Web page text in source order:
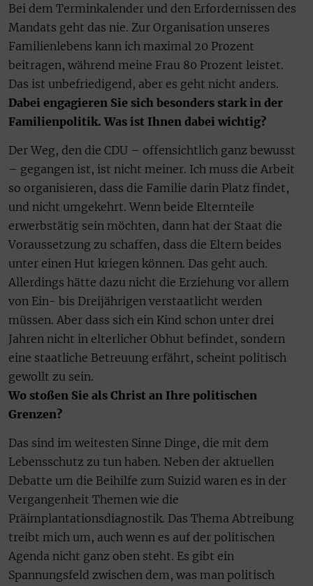
Bei dem Terminkalender und den Erfordernissen des
Mandats geht das nie. Zur Organisation unseres
Familienlebens kann ich maximal 20 Prozent
beitragen, während meine Frau 80 Prozent leistet.
Das ist unbefriedigend, aber es geht nicht anders.
Dabei engagieren Sie sich besonders stark in der
Familienpolitik. Was ist Ihnen dabei wichtig?
Der Weg, den die CDU – offensichtlich ganz bewusst
– gegangen ist, ist nicht meiner. Ich muss die Arbeit
so organisieren, dass die Familie darin Platz findet,
und nicht umgekehrt. Wenn beide Elternteile
erwerbstätig sein möchten, dann hat der Staat die
Voraussetzung zu schaffen, dass die Eltern beides
unter einen Hut kriegen können. Das geht auch.
Allerdings hätte dazu nicht die Erziehung vor allem
von Ein- bis Dreijährigen verstaatlicht werden
müssen. Aber dass sich ein Kind schon unter drei
Jahren nicht in elterlicher Obhut befindet, sondern
eine staatliche Betreuung erfährt, scheint politisch
gewollt zu sein.
Wo stoßen Sie als Christ an Ihre politischen
Grenzen?
Das sind im weitesten Sinne Dinge, die mit dem
Lebensschutz zu tun haben. Neben der aktuellen
Debatte um die Beihilfe zum Suizid waren es in der
Vergangenheit Themen wie die
Präimplantationsdiagnostik. Das Thema Abtreibung
treibt mich um, auch wenn es auf der politischen
Agenda nicht ganz oben steht. Es gibt ein
Spannungsfeld zwischen dem, was man politisch